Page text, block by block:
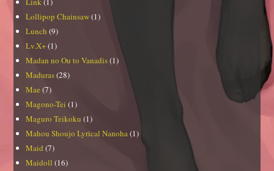
Lollipop Chainsaw(1)
Lunch (9)
Lv.X+(1)
Madan no Ou to Vanadis(1)
Maduras(28)
Mae (7)
Magono-Tei (1)
Maguro Teikoku (1)
Mahou Shoujo Lyrical Nanoha(1)
Maid (7)
Maidoll (16)